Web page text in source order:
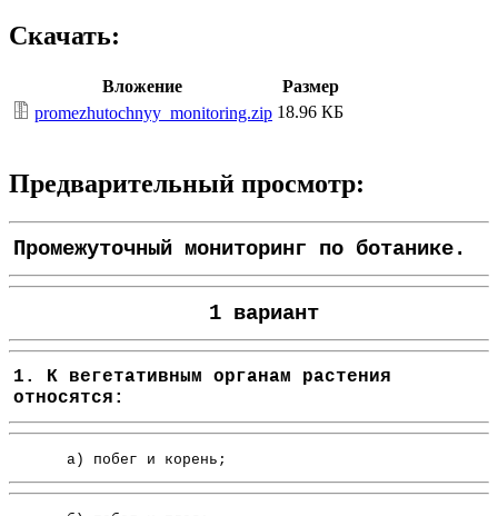
Скачать:
Вложение
Размер
promezhutochnyy_monitoring.zip 18.96 КБ
Предварительный просмотр:
Промежуточный мониторинг по ботанике.
1 вариант
1. К вегетативным органам растения
относятся:
а) побег и корень;